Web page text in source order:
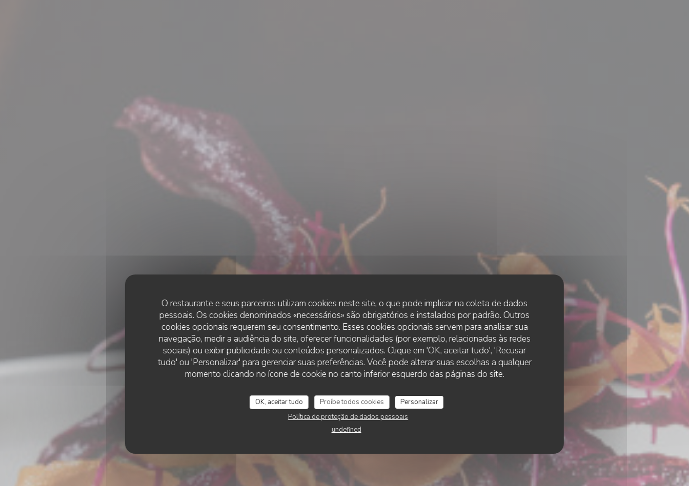
O restaurante e seus parceiros utilizam cookies neste site, o que pode implicar na coleta de dados
pessoais. Os cookies denominados «necessários» são obrigatórios e instalados por padrão. Outros
cookies opcionais requerem seu consentimento. Esses cookies opcionais servem para analisar sua
navegação, medir a audiência do site, oferecer funcionalidades (por exemplo, relacionadas às redes
sociais) ou exibir publicidade ou conteúdos personalizados. Clique em 'OK, aceitar tudo', 'Recusar
tudo' ou 'Personalizar' para gerenciar suas preferências. Você pode alterar suas escolhas a qualquer
momento clicando no ícone de cookie no canto inferior esquerdo das páginas do site.
OK, aceitar tudo Proíbe todos cookies
Personalizar
Política de proteção de dados pessoais
undefined
RESTAURANTE TRADICIONAL• PARIS
Georgette
RESERVAR UMA MESA